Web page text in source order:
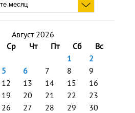
Август 2026
Ср Чт Пт Сб
Вс
1
2
5 6 7 8
9
12 13 14 15
16
19 20 21 22
23
26 27 28 29
30